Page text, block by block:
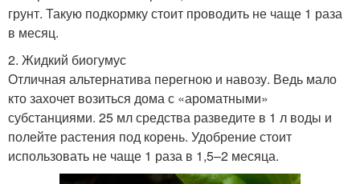
грунт. Такую подкормку стоит проводить не чаще 1 раза
в месяц.
2. Жидкий биогумус
Отличная альтернатива перегною и навозу. Ведь мало
кто захочет возиться дома с «ароматными»
субстанциями. 25 мл средства разведите в 1 л воды и
полейте растения под корень. Удобрение стоит
использовать не чаще 1 раза в 1,5–2 месяца.